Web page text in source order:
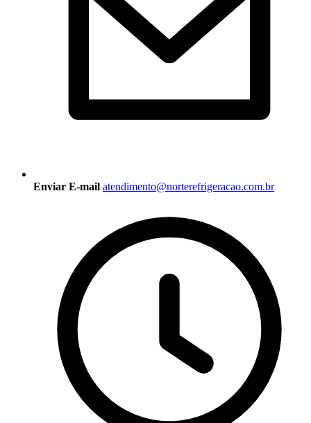
Enviar E-mail atendimento@norterefrigeracao.com.br